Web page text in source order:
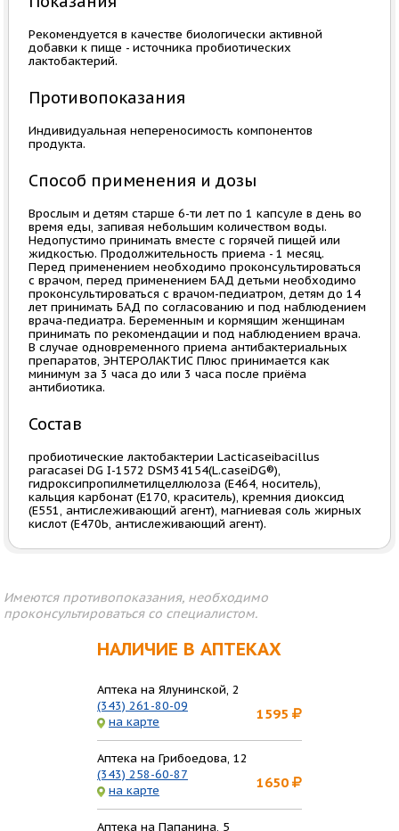
Рекомендуется в качестве биологически активной
добавки к пище - источника пробиотических
лактобактерий.
Противопоказания
Индивидуальная непереносимость компонентов
продукта.
Способ применения и дозы
Врослым и детям старше 6-ти лет по 1 капсуле в день во
время еды, запивая небольшим количеством воды.
Недопустимо принимать вместе с горячей пищей или
жидкостью. Продолжительность приема - 1 месяц.
Перед применением необходимо проконсультироваться
с врачом, перед применением БАД детьми необходимо
проконсультироваться с врачом-педиатром, детям до 14
лет принимать БАД по согласованию и под наблюдением
врача-педиатра. Беременным и кормящим женщинам
принимать по рекомендации и под наблюдением врача.
В случае одновременного приема антибактериальных
препаратов, ЭНТЕРОЛАКТИС Плюс принимается как
минимум за 3 часа до или 3 часа после приёма
антибиотика.
Состав
пробиотические лактобактерии Lacticaseibacillus
paracasei DG I-1572 DSM34154(L.caseiDG®),
гидроксипропилметилцеллюлоза (Е464, носитель),
кальция карбонат (Е170, краситель), кремния диоксид
(Е551, антислеживающий агент), магниевая соль жирных
кислот (Е470Ь, антислеживающий агент).
Имеются противопоказания, необходимо
проконсультироваться со специалистом.
НАЛИЧИЕ В АПТЕКАХ
Аптека на Ялунинской, 2
(343) 261-80-09
на карте
1595
Аптека на Грибоедова, 12
(343) 258-60-87
на карте
1650
Аптека на Папанина, 5